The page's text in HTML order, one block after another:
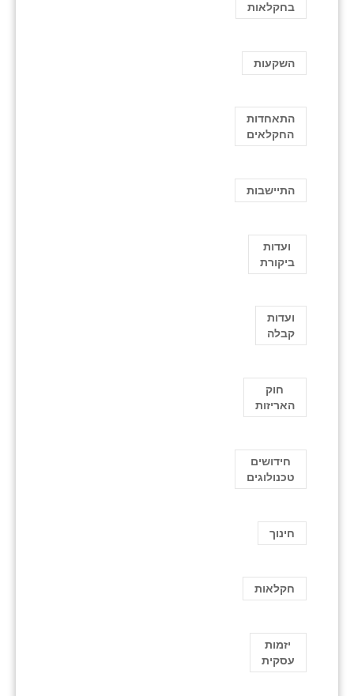
בחקלאות
השקעות
התאחדות
החקלאים
התיישבות
ועדות
ביקורת
ועדות
קבלה
חוק
האריזות
חידושים
טכנולוגים
חינוך
חקלאות
יזמות
עסקית